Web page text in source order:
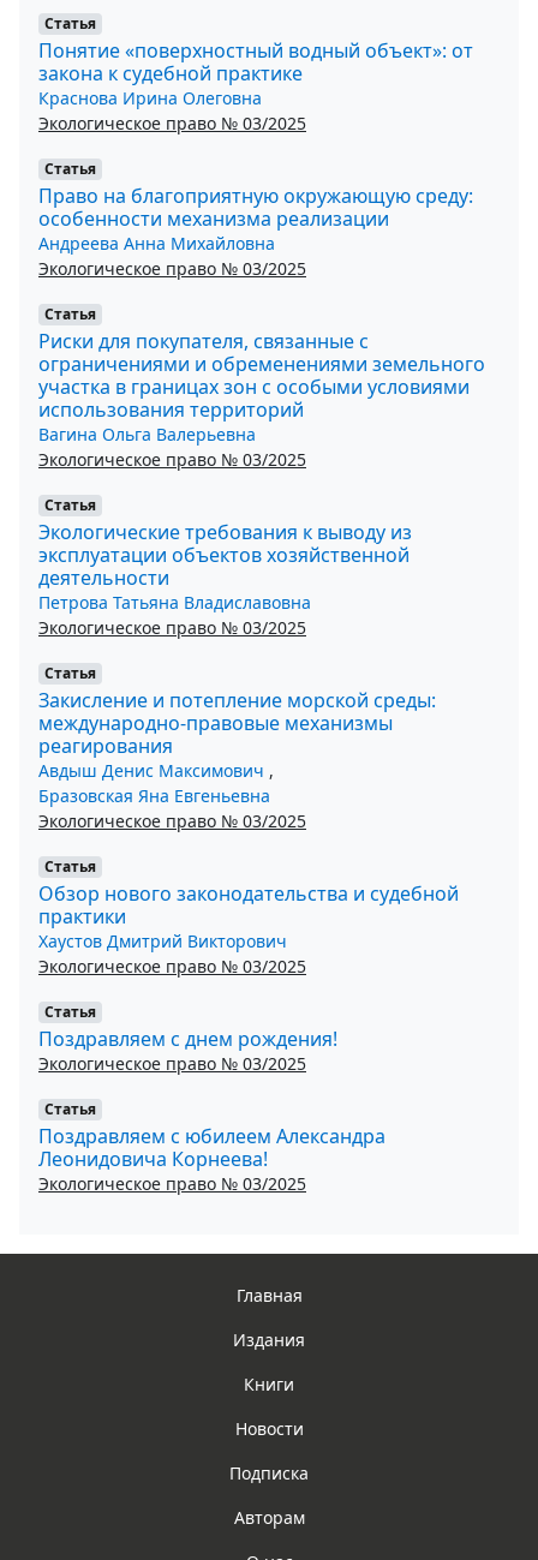
Статья
Понятие «поверхностный водный объект»: от
закона к судебной практике
Краснова Ирина Олеговна
Экологическое право № 03/2025
Статья
Право на благоприятную окружающую среду:
особенности механизма реализации
Андреева Анна Михайловна
Экологическое право № 03/2025
Статья
Риски для покупателя, связанные с
ограничениями и обременениями земельного
участка в границах зон с особыми условиями
использования территорий
Вагина Ольга Валерьевна
Экологическое право № 03/2025
Статья
Экологические требования к выводу из
эксплуатации объектов хозяйственной
деятельности
Петрова Татьяна Владиславовна
Экологическое право № 03/2025
Статья
Закисление и потепление морской среды:
международно-правовые механизмы
реагирования
Авдыш Денис Максимович ,
Бразовская Яна Евгеньевна
Экологическое право № 03/2025
Статья
Обзор нового законодательства и судебной
практики
Хаустов Дмитрий Викторович
Экологическое право № 03/2025
Статья
Поздравляем с днем рождения!
Экологическое право № 03/2025
Статья
Поздравляем с юбилеем Александра
Леонидовича Корнеева!
Экологическое право № 03/2025
Главная
Издания
Книги
Новости
Подписка
Авторам